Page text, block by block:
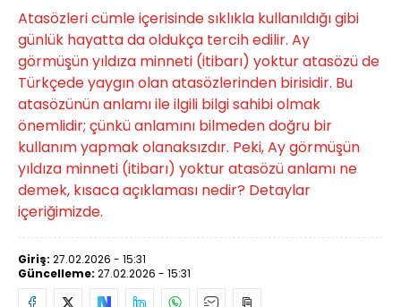
Atasözleri cümle içerisinde sıklıkla kullanıldığı gibi
günlük hayatta da oldukça tercih edilir. Ay
görmüşün yıldıza minneti (itibarı) yoktur atasözü de
Türkçede yaygın olan atasözlerinden birisidir. Bu
atasözünün anlamı ile ilgili bilgi sahibi olmak
önemlidir; çünkü anlamını bilmeden doğru bir
kullanım yapmak olanaksızdır. Peki, Ay görmüşün
yıldıza minneti (itibarı) yoktur atasözü anlamı ne
demek, kısaca açıklaması nedir? Detaylar
içeriğimizde.
Giriş: 27.02.2026 - 15:31
Güncelleme: 27.02.2026 - 15:31